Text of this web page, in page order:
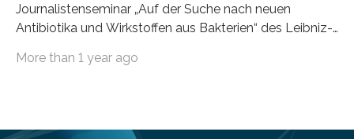
Journalistenseminar „Auf der Suche nach neuen
Antibiotika und Wirkstoffen aus Bakterien“ des Leibniz-
2024. Eine zunehmende und besorgniserregende
More than 1 year ago